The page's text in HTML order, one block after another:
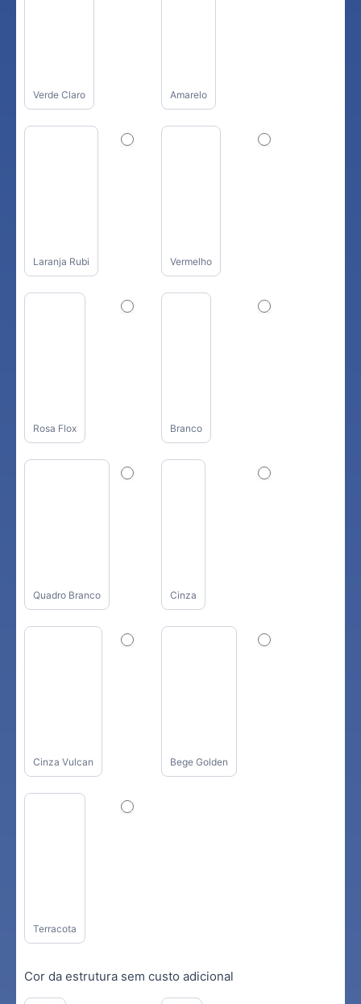
Verde Claro Amarelo
Laranja Rubi Vermelho
Rosa Flox Branco
Quadro Branco Cinza
Cinza Vulcan Bege Golden
Terracota
Cor da estrutura sem custo adicional